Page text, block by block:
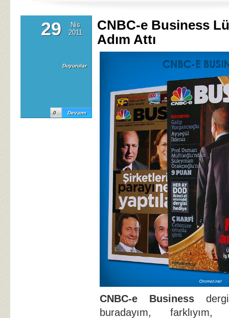
29
Nis
2011
Duyurular
Devamı
0
CNBC-e Business
Adım Attı
CNBC-e Business
buradayım,